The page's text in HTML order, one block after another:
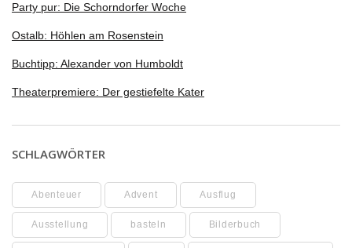
Party pur: Die Schorndorfer Woche
Ostalb: Höhlen am Rosenstein
Buchtipp: Alexander von Humboldt
Theaterpremiere: Der gestiefelte Kater
SCHLAGWÖRTER
Abenteuer Advent Ausflug
Ausstellung basteln Bilderbuch